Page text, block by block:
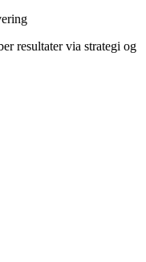
resultater via strategi og